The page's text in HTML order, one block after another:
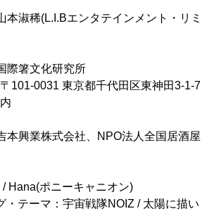
淑稀(L.I.Bエンタテインメント・リミ
箸文化研究所
京都千代田区東神田3-1-7
興業株式会社、NPO法人全国居酒屋
Hana(ポニーキャニオン)
・テーマ：宇宙戦隊NOIZ / 太陽に描い